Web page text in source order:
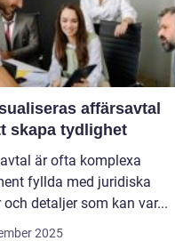
affärsavtal
skapa tydlighet
är ofta komplexa
fyllda med juridiska
och detaljer som kan var...
2025